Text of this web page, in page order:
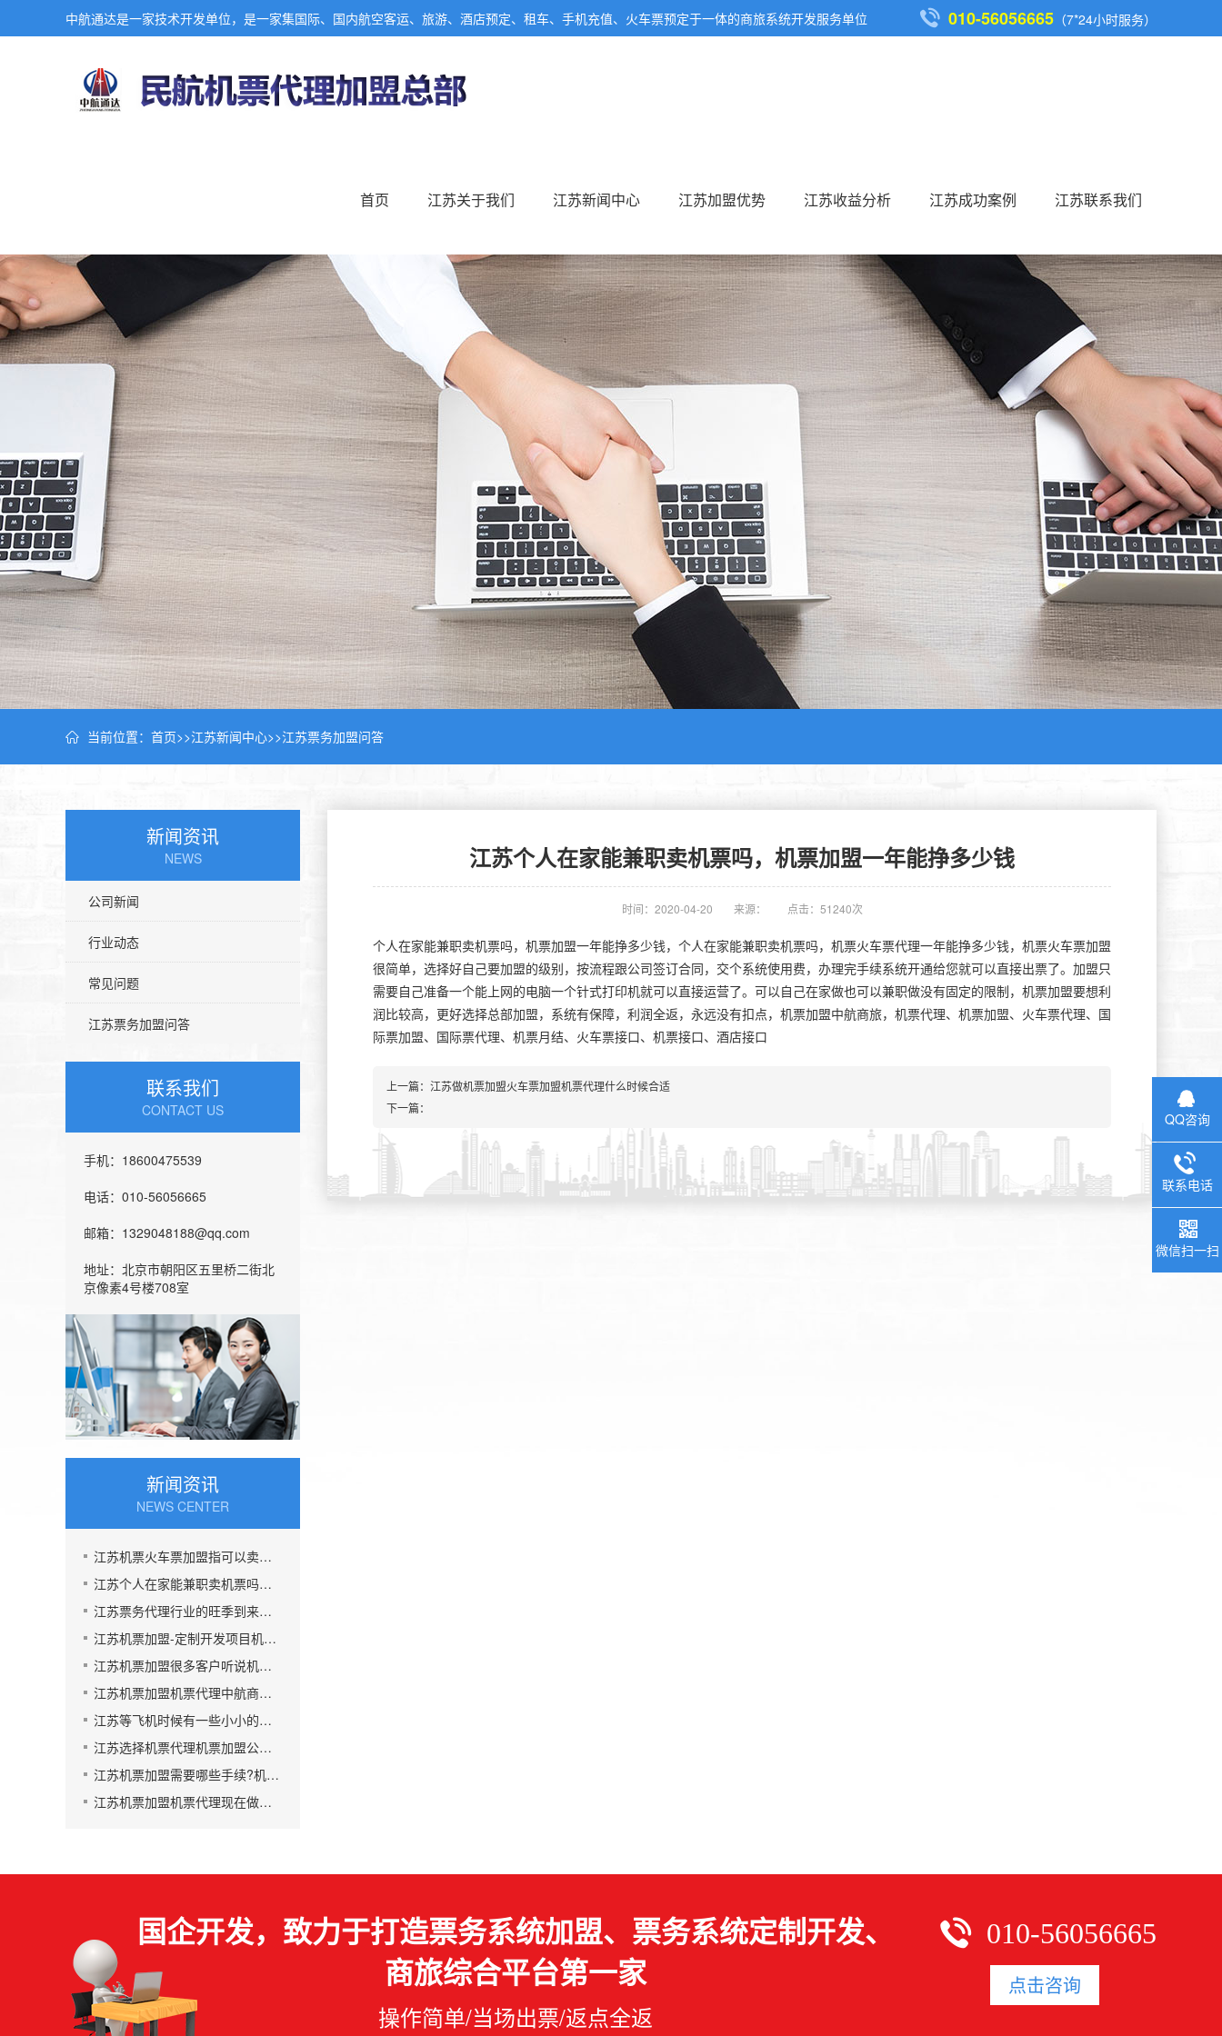
010-56056665 （7*24小时服务）
中航通达是一家技术开发单位，是一家集国际、国内航空客运、旅游、酒店预定、租车、手机充值、火车票预定于一体的商旅系统开发服务单位
首页 江苏关于我们 江苏新闻中心 江苏加盟优势 江苏收益分析 江苏成功案例 江苏联系我们
当前位置： 首页>>江苏新闻中心>>江苏票务加盟问答
新闻资讯
NEWS
公司新闻
行业动态
常见问题
江苏票务加盟问答
联系我们
CONTACT US
手机：18600475539
电话：010-56056665
邮箱：1329048188@qq.com
地址：北京市朝阳区五里桥二街北
京像素4号楼708室
新闻资讯
NEWS CENTER
江苏机票火车票加盟指可以卖票也可以招商加盟挣钱
江苏个人在家能兼职卖机票吗，机票加盟一年能挣多少钱
江苏票务代理行业的旺季到来了,五一黄金周到了，机票加盟
江苏机票加盟-定制开发项目机票代理火车票加盟
江苏机票加盟很多客户听说机票加盟市场乱,真的吗?
江苏机票加盟机票代理中航商旅网能给你提供什么?
江苏等飞机时候有一些小小的要注意的事情机票加盟
江苏选择机票代理机票加盟公司主要看什么？
江苏机票加盟需要哪些手续?机票代理
江苏机票加盟机票代理现在做机票代理晚吗
江苏个人在家能兼职卖机票吗，机票加盟一年能挣多少钱
时间：2020-04-20 来源： 点击：51240次
个人在家能兼职卖机票吗，机票加盟一年能挣多少钱，个人在家能兼职卖机票吗，机票火车票代理一年能挣多少钱，机票火车票加盟
很简单，选择好自己要加盟的级别，按流程跟公司签订合同，交个系统使用费，办理完手续系统开通给您就可以直接出票了。加盟只
需要自己准备一个能上网的电脑一个针式打印机就可以直接运营了。可以自己在家做也可以兼职做没有固定的限制，机票加盟要想利
润比较高，更好选择总部加盟，系统有保障，利润全返，永远没有扣点，机票加盟中航商旅，机票代理、机票加盟、火车票代理、国
际票加盟、国际票代理、机票月结、火车票接口、机票接口、酒店接口
上一篇： 江苏做机票加盟火车票加盟机票代理什么时候合适
下一篇：
国企开发，致力于打造票务系统加盟、票务系统定制开发、
商旅综合平台第一家
操作简单/当场出票/返点全返
010-56056665
点击咨询
QQ咨询
联系电话
微信扫一扫